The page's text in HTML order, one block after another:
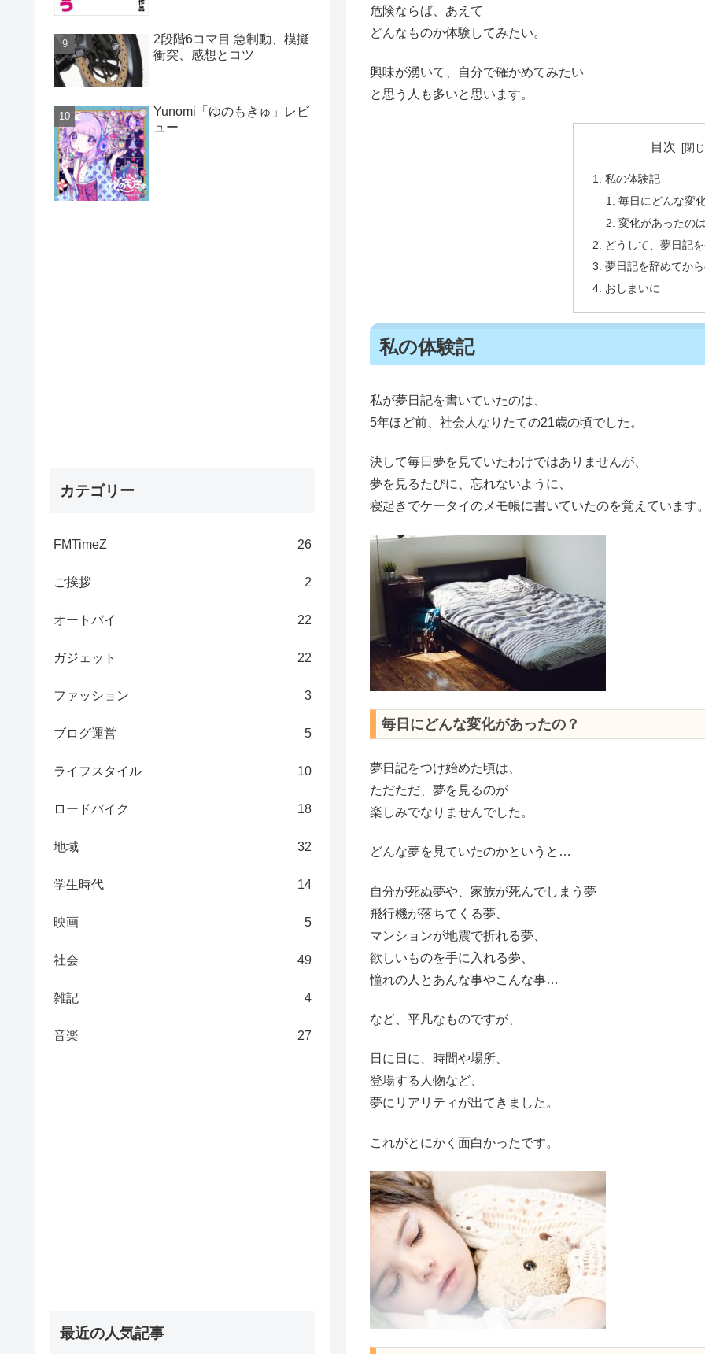
危険ならば、あえて
どんなものか体験してみたい。
興味が湧いて、自分で確かめてみたい
と思う人も多いと思います。
目次
私の体験記
毎日にどんな変
変化があったの
どうして、夢日記
夢日記を辞めてか
おしまいに
私の体験記
私が夢日記を書いていたのは、
5年ほど前、社会人なりたての21歳の頃でした。
決して毎日夢を見ていたわけではありませんが、
夢を見るたびに、忘れないように、
寝起きでケータイのメモ帳に書いていたのを覚えています
毎日にどんな変化があったの？
夢日記をつけ始めた頃は、
ただただ、夢を見るのが
楽しみでなりませんでした。
どんな夢を見ていたのかというと…
自分が死ぬ夢や、家族が死んでしまう夢
飛行機が落ちてくる夢、
マンションが地震で折れる夢、
欲しいものを手に入れる夢、
憧れの人とあんな事やこんな事…
など、平凡なものですが、
日に日に、時間や場所、
登場する人物など、
夢にリアリティが出てきました。
これがとにかく面白かったです。
2段階6コマ目 急制動、模擬
衝突、感想とコツ
Yunomi「ゆのもきゅ」レビ
ュー
カテゴリー
FMTimeZ 26
ご挨拶 2
オートバイ 22
ガジェット 22
ファッション 3
ブログ運営 5
ライフスタイル 10
ロードバイク 18
地域 32
学生時代 14
映画 5
社会 49
雑記 4
音楽 27
最近の人気記事